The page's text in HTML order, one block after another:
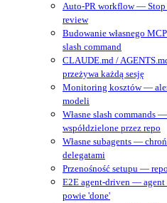
Auto-PR workflow —
review
Budowanie własnego
slash command
CLAUDE.md /
przeżywa każdą sesję
Monitoring kosztów —
modeli
Własne slash commands
współdzielone przez repo
Własne subagents —
delegatami
Przenośność setupu —
E2E agent-driven — agent
powie 'done'